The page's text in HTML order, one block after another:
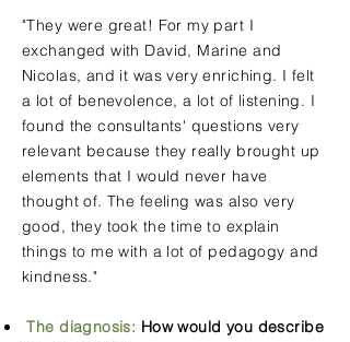
"They were great! For my part I
exchanged with David, Marine and
Nicolas, and it was very enriching. I felt
a lot of benevolence, a lot of listening. I
found the consultants' questions very
relevant because they really brought up
elements that I would never have
thought of. The feeling was also very
good, they took the time to explain
things to me with a lot of pedagogy and
kindness."
The diagnosis: How would you describe